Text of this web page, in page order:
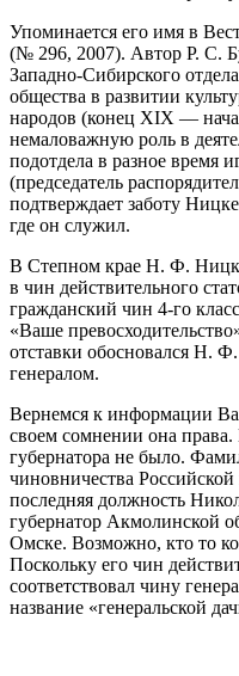
Упоминается его имя в
(№ 296, 2007). Автор Р. С.
Западно-Сибирского
общества в развитии
народов (конец XIX —
немаловажную роль в
подотдела в разное время
(председатель
подтверждает заботу
где он служил.
В Степном крае Н. Ф.
в чин действительного
гражданский чин 4-го
«Ваше
отставки обосновался Н.
генералом.
Вернемся к информации
своем сомнении она
губернатора не было.
чиновничества
последняя должность
губернатор Акмолинской
Омске. Возможно, кто то
Поскольку его чин
соответствовал чину
название «генеральской